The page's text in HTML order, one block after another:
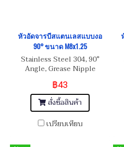
หัวอัดจารบีสแตนเลสแบบงอ
90° ขนาด M8x1.25
Stainless Steel 304, 90°
Angle, Grease Nipple
M8x1.25
฿43
สั่งซื้อสินค้า
เปรียบเทียบ